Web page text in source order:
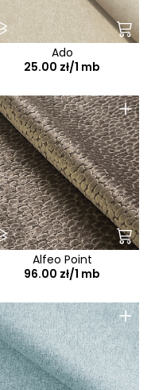
Ado
25.00 zł/1 mb
+
Alfeo Point
96.00 zł/1 mb
+